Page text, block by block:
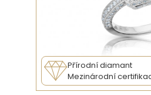
Přírodní diamant
Mezinárodní